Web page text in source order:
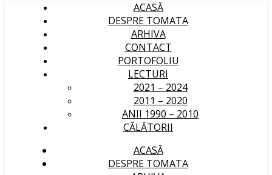
ACASĂ
DESPRE TOMATA
ARHIVA
CONTACT
PORTOFOLIU
LECTURI
2021 – 2024
2011 – 2020
ANII 1990 – 2010
CĂLĂTORII
ACASĂ
DESPRE TOMATA